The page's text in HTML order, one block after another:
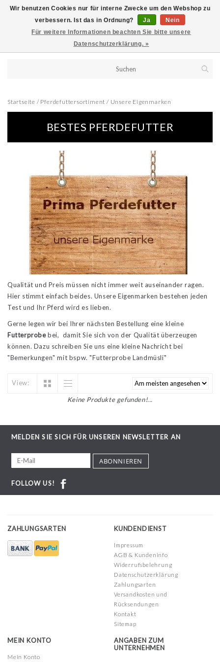
Startseite / Pferdefuttersortiment / Unsere Eigenmarken
BESTES PFERDEFUTTER
Qualität und Preis müssen nicht immer weit auseinander ragen.
Hier stimmt einfach beides. Unsere Eigenmarken bestehen jeden
Test und Ihr Pferd wird es lieben.
Gerne legen wir bei Ihrer nächsten Bestellung eine kleine
Futterprobebei, damit Sie sich von der Qualität überzeugen
können. Dazu schreiben Sie uns eine kleine Nachricht bei
"Bemerkungen" mit bspw. "Futterprobe Landmüsli"
View:
Keine Produkte gefunden!...
MELDEN SIE SICH FÜR UNSEREN NEWSLETTER AN
ABONNIEREN
FOLLOW US!
ZAHLUNGSARTEN KUNDENDIENST
Impressum
AGB & Kundeninfo
Widerrufsbelehrung
Datenschutzerklärung
Zahlungsarten
Versandkosten und
Rücksendungen
Kontakt
Sitemap
MEIN KONTO
Mein Konto
ANGABEN ZUM
UNTERNEHMEN
Wir benutzen Cookies nur für interne Zwecke um den Webshop zu
verbessern. Ist das in Ordnung?
Ja
Nein
Für weitere Informationen beachten Sie bitte unsere
Datenschutzerklärung. »